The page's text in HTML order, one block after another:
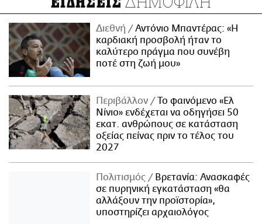
Διεθνή
Αντόνιο Μπαντέρας: «Η
καρδιακή προσβολή ήταν το
καλύτερο πράγμα που συνέβη
ποτέ στη ζωή μου»
Περιβάλλον
Το φαινόμενο «Ελ
Νίνιο» ενδέχεται να οδηγήσει 50
εκατ. ανθρώπους σε κατάσταση
οξείας πείνας πριν το τέλος του
2027
Πολιτισμός
Βρετανία: Ανασκαφές
σε πυρηνική εγκατάσταση «θα
αλλάξουν την προϊστορία»,
υποστηρίζει αρχαιολόγος